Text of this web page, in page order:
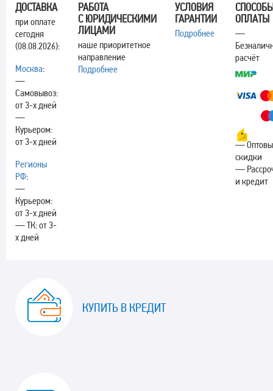
ДОСТАВКА
при оплате
сегодня
(08.08.2026):
Москва:
—
Самовывоз:
от 3-х дней
—
Курьером:
от 3-х дней
Регионы
РФ:
—
Курьером:
от 3-х дней
— ТК: от 3-
х дней
РАБОТА
С ЮРИДИЧЕСКИМИ
ЛИЦАМИ
наше приоритетное
направление
Подробнее
УСЛОВИЯ
ГАРАНТИИ
Подробнее
ОПЛАТЫ
—
расчёт
—
скидки
—
и кредит
КУПИТЬ В КРЕДИТ